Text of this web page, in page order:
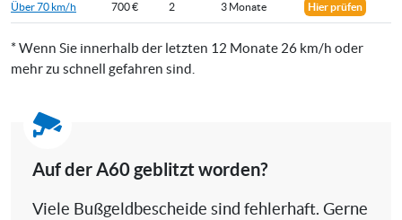
Über 70 km/h 700 € 2 3 Monate Hier prüfen
* Wenn Sie innerhalb der letzten 12 Monate 26 km/h oder
mehr zu schnell gefahren sind.
Auf der A60 geblitzt worden?
Viele Bußgeldbescheide sind fehlerhaft. Gerne